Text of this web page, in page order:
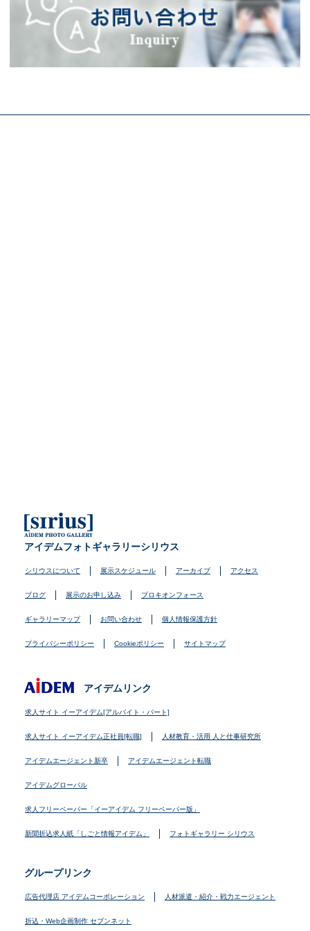
アイデムフォトギャラリーシリウス
シリウスについて 展示スケジュール アーカイブ アクセス
ブログ 展示のお申し込み プロキオンフォース
ギャラリーマップ お問い合わせ 個人情報保護方針
プライバシーポリシー Cookieポリシー サイトマップ
アイデムリンク
求人サイト イーアイデム[アルバイト・パート]
求人サイト イーアイデム正社員[転職] 人材教育・活用 人と仕事研究所
アイデムエージェント新卒 アイデムエージェント転職
アイデムグローバル
求人フリーペーパー「イーアイデム フリーペーパー版」
新聞折込求人紙「しごと情報アイデム」 フォトギャラリー シリウス
グループリンク
広告代理店 アイデムコーポレーション 人材派遣・紹介・戦力エージェント
折込・Web企画制作 セブンネット